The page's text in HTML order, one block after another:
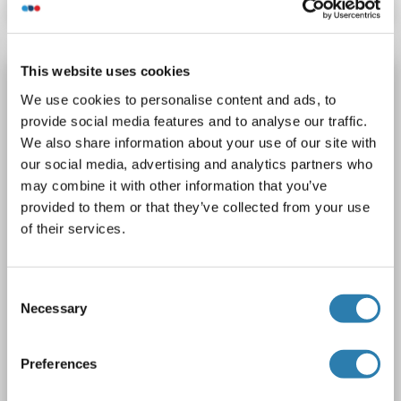
This website uses cookies
We use cookies to personalise content and ads, to
provide social media features and to analyse our traffic.
We also share information about your use of our site with
our social media, advertising and analytics partners who
may combine it with other information that you’ve
provided to them or that they’ve collected from your use
of their services.
Selection
Necessary
Preferences
KISS1R anticorps (AA 60-373)
KISS1R
Reactivité: Humain, Rat, Souris
WB, IHC, ELISA, ICC, IF
Hôte: Lapin
Polyclonal
unconjugated
9 images